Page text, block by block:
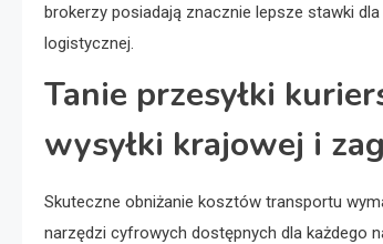
brokerzy posiadają znacznie lepsze stawki
logistycznej.
Tanie przesyłki
wysyłki krajowej i
Skuteczne obniżanie kosztów transportu
narzędzi cyfrowych dostępnych dla każdego